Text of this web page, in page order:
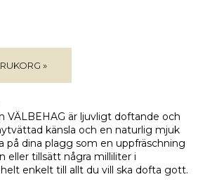
»
VÄLBEHAG är ljuvligt doftande och
känsla och en naturlig mjuk
på dina plagg som en uppfräschning
eller tillsätt några milliliter i
enkelt till allt du vill ska dofta gott.